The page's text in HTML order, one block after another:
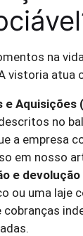
na
vistoria atua
e Aquisições
no
a empresa
em nosso
e
ou uma laje
cobranças